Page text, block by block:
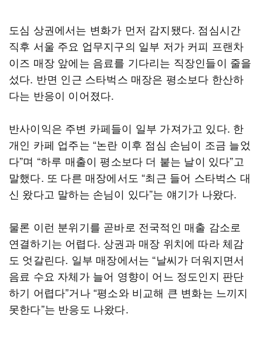
도심 상권에서는 변화가 먼저 감지됐다. 점심시간
직후 서울 주요 업무지구의 일부 저가 커피 프랜차
이즈 매장 앞에는 음료를 기다리는 직장인들이 줄을
섰다. 반면 인근 스타벅스 매장은 평소보다 한산하
다는 반응이 이어졌다.
반사이익은 주변 카페들이 일부 가져가고 있다. 한
개인 카페 업주는 “논란 이후 점심 손님이 조금 늘었
다”며 “하루 매출이 평소보다 더 붙는 날이 있다”고
말했다. 또 다른 매장에서도 “최근 들어 스타벅스 대
신 왔다고 말하는 손님이 있다”는 얘기가 나왔다.
물론 이런 분위기를 곧바로 전국적인 매출 감소로
연결하기는 어렵다. 상권과 매장 위치에 따라 체감
도 엇갈린다. 일부 매장에서는 “날씨가 더워지면서
음료 수요 자체가 늘어 영향이 어느 정도인지 판단
하기 어렵다”거나 “평소와 비교해 큰 변화는 느끼지
못한다”는 반응도 나왔다.